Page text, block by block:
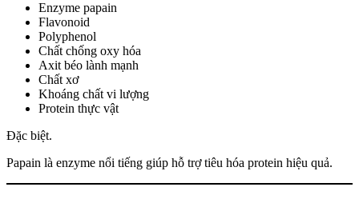
Enzyme papain
Flavonoid
Polyphenol
Chất chống oxy hóa
Axit béo lành mạnh
Chất xơ
Khoáng chất vi lượng
Protein thực vật
Đặc biệt.
Papain là enzyme nổi tiếng giúp hỗ trợ tiêu hóa protein hiệu quả.